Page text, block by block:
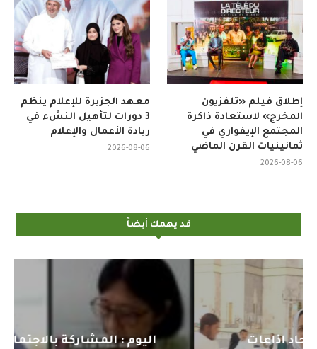
معهد الجزيرة للإعلام ينظم
3 دورات لتأهيل النشء في
ريادة الأعمال والإعلام
2026-08-06
إطلاق فيلم «تلفزيون
المخرج» لاستعادة ذاكرة
المجتمع الإيفواري في
ثمانينيات القرن الماضي
2026-08-06
قد يهمك أيضاً
اليوم : المشاركة بالاجتماع التحضيري